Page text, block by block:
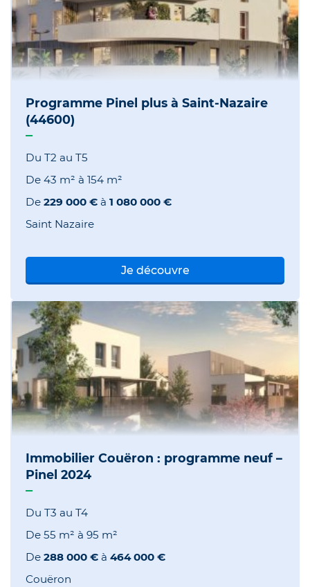
Programme Pinel plus à Saint-Nazaire
(44600)
Du T2 au T5
De 43 m² à 154 m²
De 229 000 € à 1 080 000 €
Saint Nazaire
Je découvre
Immobilier Couëron : programme neuf –
Pinel 2024
Du T3 au T4
De 55 m² à 95 m²
De 288 000 € à 464 000 €
Couëron